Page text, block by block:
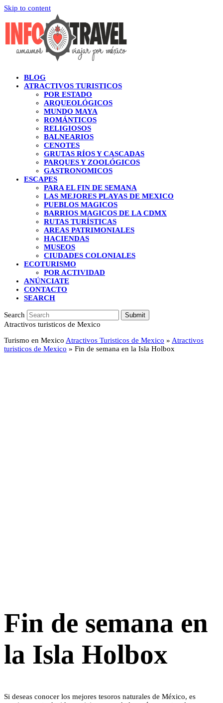
Skip to content
BLOG
ATRACTIVOS TURISTICOS
POR ESTADO
ARQUEOLÓGICOS
MUNDO MAYA
ROMÁNTICOS
RELIGIOSOS
BALNEARIOS
CENOTES
GRUTAS RÍOS Y CASCADAS
PARQUES Y ZOOLÓGICOS
GASTRONOMICOS
ESCAPES
PARA EL FIN DE SEMANA
LAS MEJORES PLAYAS DE MEXICO
PUEBLOS MAGICOS
BARRIOS MAGICOS DE LA CDMX
RUTAS TURÍSTICAS
AREAS PATRIMONIALES
HACIENDAS
MUSEOS
CIUDADES COLONIALES
ECOTURISMO
POR ACTIVIDAD
ANÚNCIATE
CONTACTO
SEARCH
Search Submit
Atractivos turisticos de Mexico
Turismo en Mexico Atractivos Turisticos de Mexico » Atractivos
turisticos de Mexico » Fin de semana en la Isla Holbox
Fin de semana en
la Isla Holbox
Si deseas conocer los mejores tesoros naturales de México, es